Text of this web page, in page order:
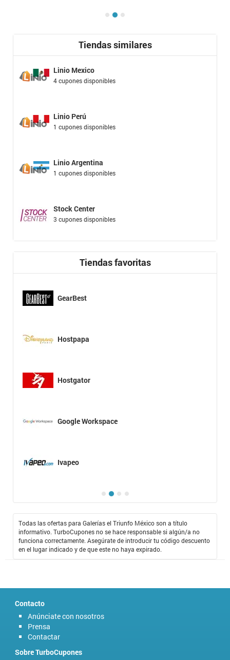
Tiendas similares
Linio Mexico
4 cupones disponibles
Linio Perú
1 cupones disponibles
Linio Argentina
1 cupones disponibles
Stock Center
3 cupones disponibles
Tiendas favoritas
GearBest
Hostpapa
Hostgator
Google Workspace
Ivapeo
Todas las ofertas para Galerías el Triunfo México son a título
informativo. TurboCupones no se hace responsable si algún/a no
funciona correctamente. Asegúrate de introducir tu código descuento
en el lugar indicado y de que este no haya expirado.
Contacto
Anúnciate con nosotros
Prensa
Contactar
Sobre TurboCupones